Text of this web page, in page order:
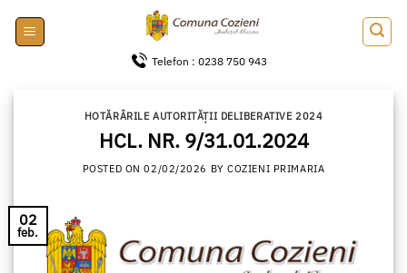
content
Telefon : 0238 750 943
HOTĂRÂRILE AUTORITĂȚII DELIBERATIVE 2024
HCL. NR. 9/31.01.2024
POSTED ON02/02/2026 BYCOZIENI PRIMARIA
02
feb.